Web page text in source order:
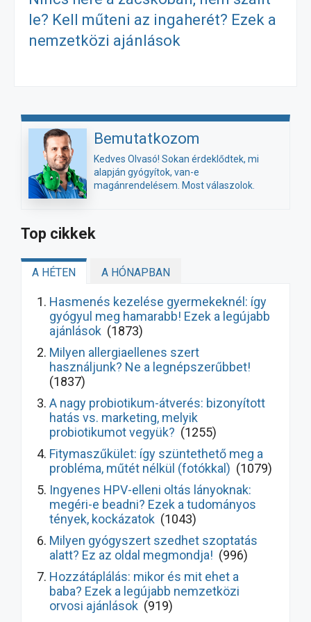
le? Kell műteni az ingaherét? Ezek a
nemzetközi ajánlások
Bemutatkozom
Kedves Olvasó! Sokan érdeklődtek, mi
alapján gyógyítok, van-e
magánrendelésem. Most válaszolok.
Top cikkek
A HÉTEN A HÓNAPBAN
Hasmenés kezelése gyermekeknél: így
gyógyul meg hamarabb! Ezek a legújabb
ajánlások (1873)
Milyen allergiaellenes szert
használjunk? Ne a legnépszerűbbet!
(1837)
A nagy probiotikum-átverés: bizonyított
hatás vs. marketing, melyik
probiotikumot vegyük? (1255)
Fitymaszűkület: így szüntethető meg a
probléma, műtét nélkül (fotókkal) (1079)
Ingyenes HPV-elleni oltás lányoknak:
megéri-e beadni? Ezek a tudományos
tények, kockázatok (1043)
Milyen gyógyszert szedhet szoptatás
alatt? Ez az oldal megmondja! (996)
Hozzátáplálás: mikor és mit ehet a
baba? Ezek a legújabb nemzetközi
orvosi ajánlások (919)